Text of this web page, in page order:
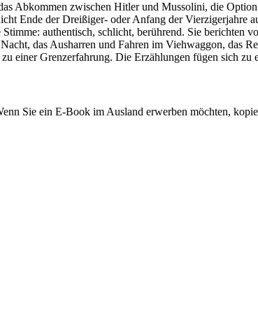
Abkommen zwischen Hitler und Mussolini, die
Ende der Dreißiger- oder Anfang der Vierzigerjahre
authentisch, schlicht, berührend. Sie berichten
das Ausharren und Fahren im Viehwaggon, das
einer Grenzerfahrung. Die Erzählungen fügen sich zu
Sie ein E-Book im Ausland erwerben möchten,